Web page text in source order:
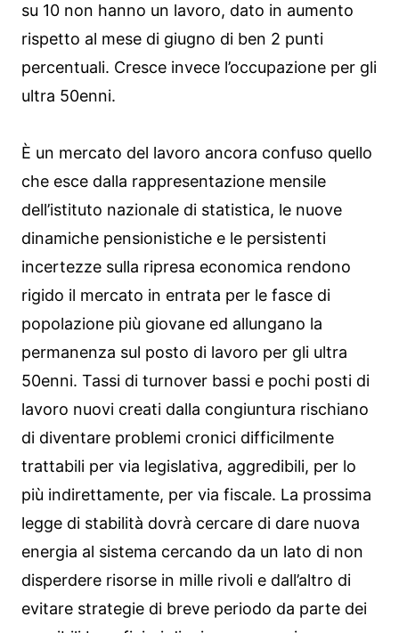
su 10 non hanno un lavoro, dato in aumento
rispetto al mese di giugno di ben 2 punti
percentuali. Cresce invece l’occupazione per gli
ultra 50enni.
È un mercato del lavoro ancora confuso quello
che esce dalla rappresentazione mensile
dell’istituto nazionale di statistica, le nuove
dinamiche pensionistiche e le persistenti
incertezze sulla ripresa economica rendono
rigido il mercato in entrata per le fasce di
popolazione più giovane ed allungano la
permanenza sul posto di lavoro per gli ultra
50enni. Tassi di turnover bassi e pochi posti di
lavoro nuovi creati dalla congiuntura rischiano
di diventare problemi cronici difficilmente
trattabili per via legislativa, aggredibili, per lo
più indirettamente, per via fiscale. La prossima
legge di stabilità dovrà cercare di dare nuova
energia al sistema cercando da un lato di non
disperdere risorse in mille rivoli e dall’altro di
evitare strategie di breve periodo da parte dei